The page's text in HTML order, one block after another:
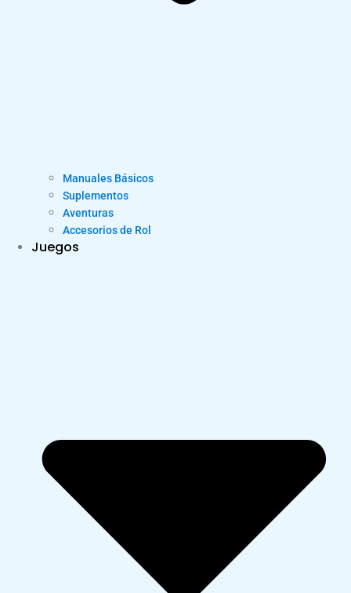
Manuales Básicos
Suplementos
Aventuras
Accesorios de Rol
Juegos